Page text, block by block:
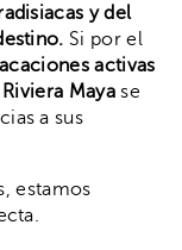
y del
Si por el
activas
Mayase
a sus
estamos